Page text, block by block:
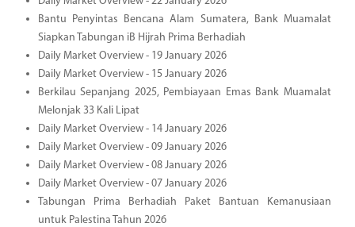
Bantu Penyintas Bencana Alam Sumatera, Bank Muamalat
Siapkan Tabungan iB Hijrah Prima Berhadiah
Daily Market Overview - 19 January 2026
Daily Market Overview - 15 January 2026
Berkilau Sepanjang 2025, Pembiayaan Emas Bank Muamalat
Melonjak 33 Kali Lipat
Daily Market Overview - 14 January 2026
Daily Market Overview - 09 January 2026
Daily Market Overview - 08 January 2026
Daily Market Overview - 07 January 2026
Tabungan Prima Berhadiah Paket Bantuan Kemanusiaan
untuk Palestina Tahun 2026